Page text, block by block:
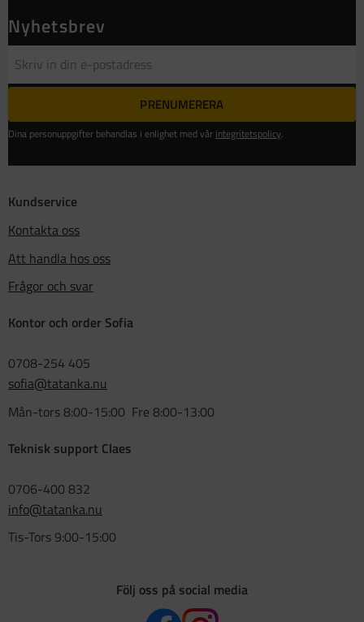
Nyhetsbrev
PRENUMERERA
Dina personuppgifter behandlas i enlighet med vår integritetspolicy.
Kundservice
Kontakta oss
Att handla hos oss
Frågor och svar
Kontor och order Sofia
0708-254 405
sofia@tatanka.nu
Mån-tors 8:00-15:00 Fre 8:00-13:00
Teknisk support Claes
0706-400 832
info@tatanka.nu
Tis-Tors 9:00-15:00
Följ oss på social media